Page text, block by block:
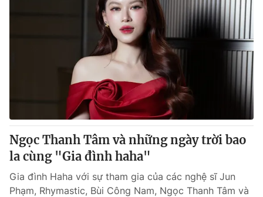
Ngọc Thanh Tâm và những ngày trời bao
la cùng "Gia đình haha"
Gia đình Haha với sự tham gia của các nghệ sĩ Jun
Phạm, Rhymastic, Bùi Công Nam, Ngọc Thanh Tâm và